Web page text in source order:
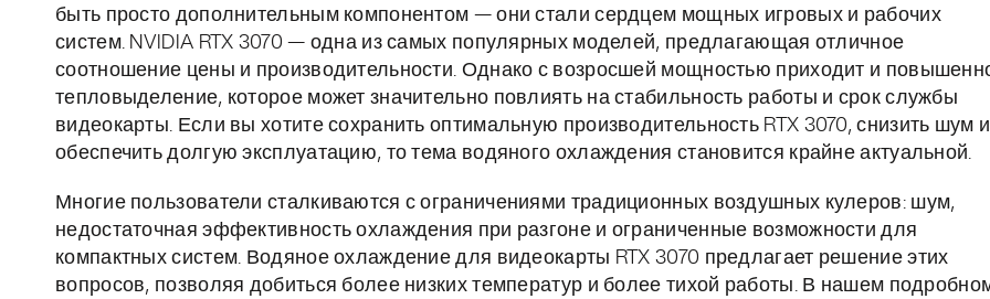
быть просто дополнительным компонентом — они стали сердцем мощных игровых и рабочих
систем. NVIDIA RTX 3070 — одна из самых популярных моделей, предлагающая отличное
соотношение цены и производительности. Однако с возросшей мощностью приходит и
тепловыделение, которое может значительно повлиять на стабильность работы и срок службы
видеокарты. Если вы хотите сохранить оптимальную производительность RTX 3070, снизить шум и
обеспечить долгую эксплуатацию, то тема водяного охлаждения становится крайне актуальной.
Многие пользователи сталкиваются с ограничениями традиционных воздушных кулеров: шум,
недостаточная эффективность охлаждения при разгоне и ограниченные возможности для
компактных систем. Водяное охлаждение для видеокарты RTX 3070 предлагает решение этих
вопросов, позволяя добиться более низких температур и более тихой работы. В нашем